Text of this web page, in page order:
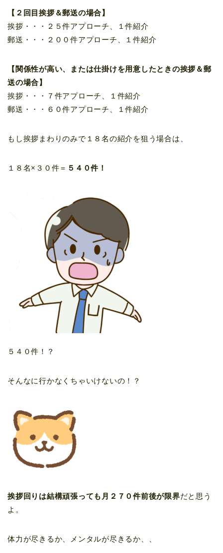
【２回目挨拶＆郵送の場合】
挨拶・・・２５件アプローチ、１件紹介
郵送・・・２００件アプローチ、１件紹介
【関係性が高い、または仕掛けを用意したときの挨拶＆郵
送の場合】
挨拶・・・７件アプローチ、１件紹介
郵送・・・６０件アプローチ、１件紹介
もし挨拶まわりのみで１８名の紹介を狙う場合は、
１８名×３０件＝ ５４０件！
５４０件！？
そんなに行かなくちゃいけないの！？
挨拶回りは結構頑張っても月２７０件前後が限界だと思う
よ。
体力が尽きるか、メンタルが尽きるか、、